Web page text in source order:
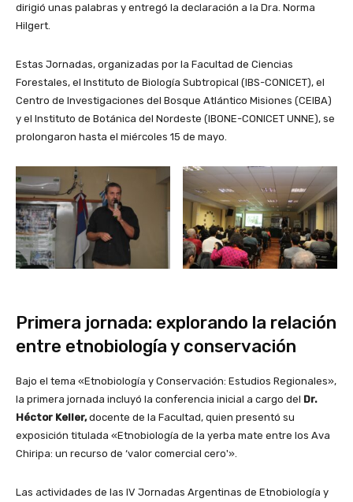
dirigió unas palabras y entregó la declaración a la Dra. Norma
Hilgert.
Estas Jornadas, organizadas por la Facultad de Ciencias
Forestales, el Instituto de Biología Subtropical (IBS-CONICET), el
Centro de Investigaciones del Bosque Atlántico Misiones (CEIBA)
y el Instituto de Botánica del Nordeste (IBONE-CONICET UNNE), se
prolongaron hasta el miércoles 15 de mayo.
Primera jornada: explorando la relación
entre etnobiología y conservación
Bajo el tema «Etnobiología y Conservación: Estudios Regionales»,
la primera jornada incluyó la conferencia inicial a cargo del Dr.
Héctor Keller,docente de la Facultad, quien presentó su
exposición titulada «Etnobiología de la yerba mate entre los Ava
Chiripa: un recurso de ‘valor comercial cero'».
Las actividades de las IV Jornadas Argentinas de Etnobiología y